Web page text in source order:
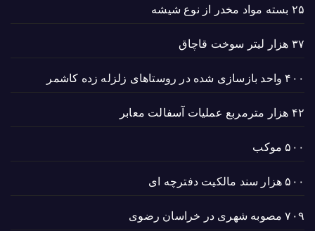
۲۵ بسته مواد مخدر از نوع شیشه
۳۷ هزار لیتر سوخت قاچاق
۴۰۰ واحد بازسازی شده در روستاهای زلزله زده کاشمر
۴۲ هزار مترمربع عملیات آسفالت معابر
۵۰۰ موکب
۵۰۰ هزار سند مالکیت دفترچه ای
۷۰۹ مصوبه شهری در خراسان رضوی